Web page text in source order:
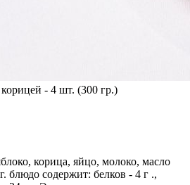
- 4 шт. (300 гр.)
корица, яйцо, молоко, масло
блюдо содержит: белков - 4 г .,